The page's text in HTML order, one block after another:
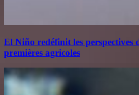
El Niño redéfinit les perspectives
premières agricoles